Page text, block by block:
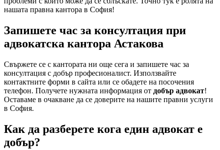
нашата правна кантора в София!
Запишете час за консултация при
адвокатска кантора Астакова
Свържете се с кантората ни още сега и запишете час за
консултация с добър професионалист. Използвайте
контактните форми в сайта или се обадете на посочения
телефон. Получете нужната информация от добър адвокат!
Оставаме в очакване да се доверите на нашите правни услуги
в София.
Как да разберете кога един адвокат е
добър?